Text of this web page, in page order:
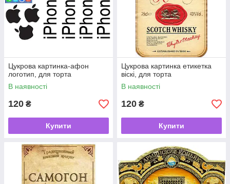
Цукрова картинка-афон
логотип, для торта
В наявності
120 ₴
Купити
Цукрова картинка етикетка
віскі, для торта
В наявності
120 ₴
Купити